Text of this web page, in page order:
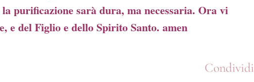
purificazione sarà dura, ma necessaria. Ora vi
e del Figlio e dello Spirito Santo. amen
Condividi